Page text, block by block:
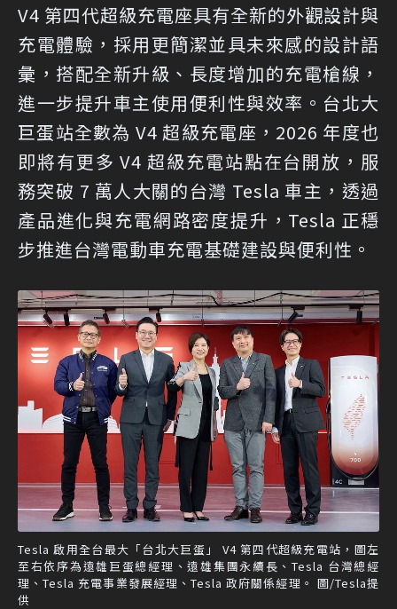
V4 第四代超級充電座具有全新的外觀設計與
充電體驗，採用更簡潔並具未來感的設計語
彙，搭配全新升級、長度增加的充電槍線，
進一步提升車主使用便利性與效率。台北大
巨蛋站全數為 V4 超級充電座，2026 年度也
即將有更多 V4 超級充電站點在台開放，服
務突破 7 萬人大關的台灣 Tesla 車主，透過
產品進化與充電網路密度提升，Tesla 正穩
步推進台灣電動車充電基礎建設與便利性。
Tesla 啟用全台最大「台北大巨蛋」 V4 第四代超級充電站，圖左
至右依序為遠雄巨蛋總經理、遠雄集團永續長、Tesla 台灣總經
理、Tesla 充電事業發展經理、Tesla 政府關係經理。 圖/Tesla提
供